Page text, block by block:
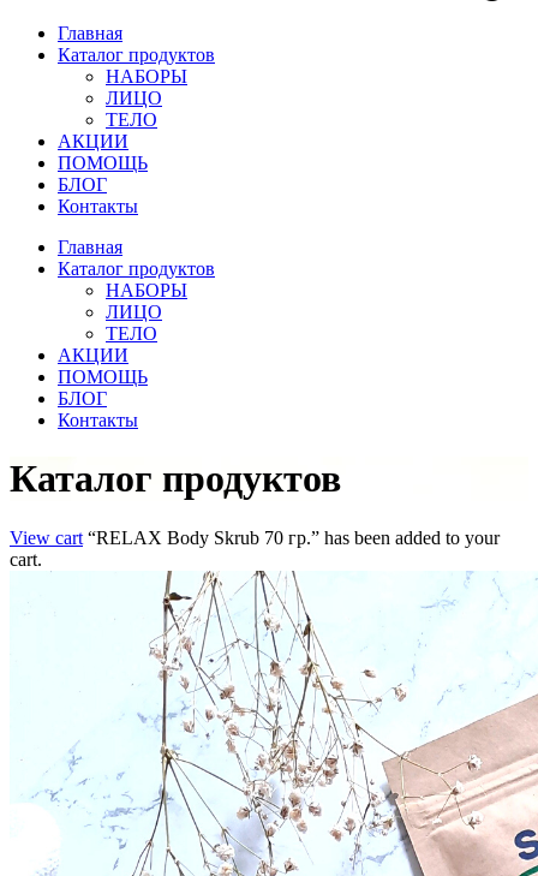
Главная
Каталог продуктов
НАБОРЫ
ЛИЦО
ТЕЛО
АКЦИИ
ПОМОЩЬ
БЛОГ
Контакты
Главная
Каталог продуктов
НАБОРЫ
ЛИЦО
ТЕЛО
АКЦИИ
ПОМОЩЬ
БЛОГ
Контакты
Каталог продуктов
View cart “RELAX Body Skrub 70 гр.” has been added to your
cart.